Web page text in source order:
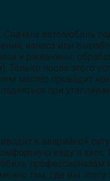
автомобиль
износа или
и ржавчины,
после этого
мастер проводит
при
к аварийной
езду и
там, где вы